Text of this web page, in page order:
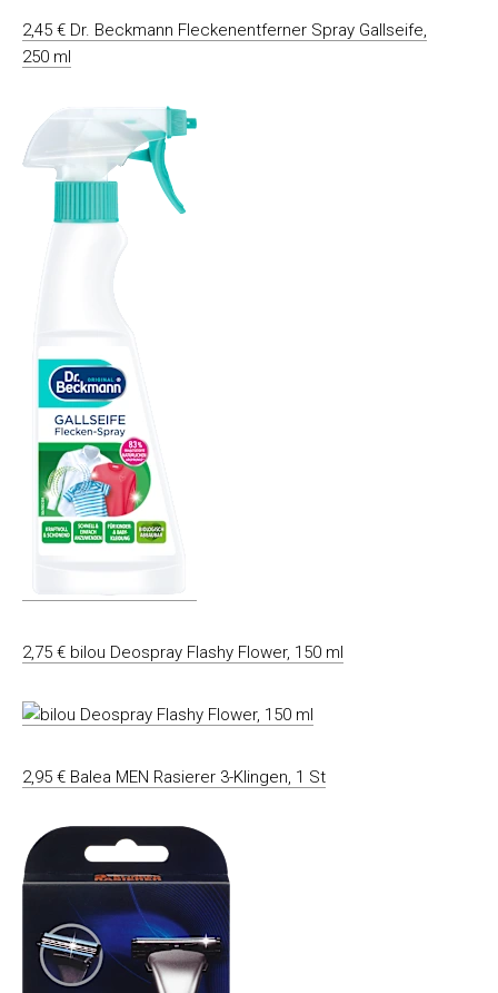
2,45 € Dr. Beckmann Fleckenentferner Spray Gallseife,
250 ml
2,75 € bilou Deospray Flashy Flower, 150 ml
2,95 € Balea MEN Rasierer 3-Klingen, 1 St